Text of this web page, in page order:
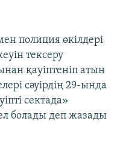
полиция өкілдері
тексеру
қауіптеніп атын
сәуірдің 29-ында
сектада»
болады деп жазады